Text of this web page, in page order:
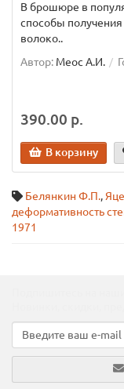
В брошюре в
способы получения
волоко..
Автор: Меос А.И.
390.00 р.
В корзину
Белянкин Ф.П.,
деформативность
1971